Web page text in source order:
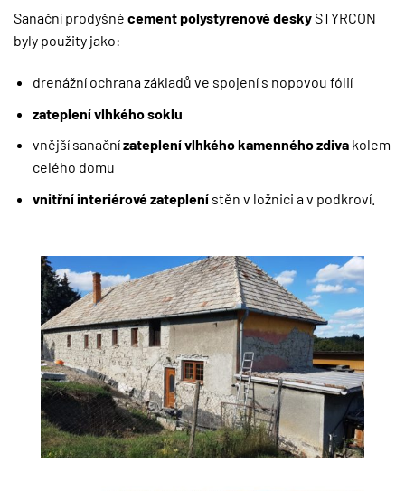
Sanační prodyšné cement polystyrenové deskySTYRCON
byly použity jako:
drenážní ochrana základů ve spojení s nopovou fólií
zateplení vlhkého soklu
vnější sanačnízateplení vlhkého kamenného zdivakolem
celého domu
vnitřní interiérové ​​zateplenístěn v ložnici a v podkroví.